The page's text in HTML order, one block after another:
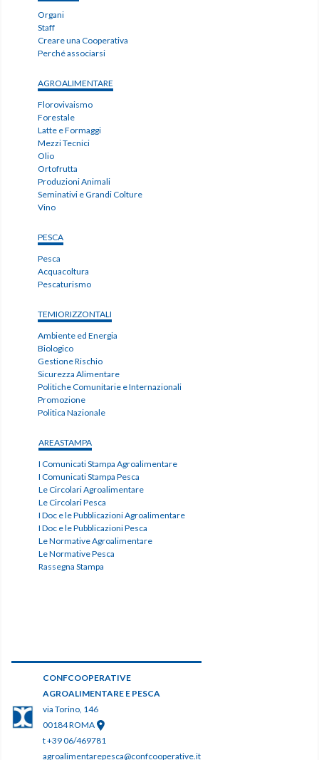
CONFCOOPERATIVE
AGROALIMENTARE E PESCA
via Torino, 146
00184 ROMA
t +39 06/469781
agroalimentarepesca@confcooperative.it
Organi
Staff
Creare una Cooperativa
Perché associarsi
AGROALIMENTARE
Florovivaismo
Forestale
Latte e Formaggi
Mezzi Tecnici
Olio
Ortofrutta
Produzioni Animali
Seminativi e Grandi Colture
Vino
PESCA
Pesca
Acquacoltura
Pescaturismo
TEMIORIZZONTALI
Ambiente ed Energia
Biologico
Gestione Rischio
Sicurezza Alimentare
Politiche Comunitarie e Internazionali
Promozione
Politica Nazionale
AREASTAMPA
I Comunicati Stampa Agroalimentare
I Comunicati Stampa Pesca
Le Circolari Agroalimentare
Le Circolari Pesca
I Doc e le Pubblicazioni Agroalimentare
I Doc e le Pubblicazioni Pesca
Le Normative Agroalimentare
Le Normative Pesca
Rassegna Stampa